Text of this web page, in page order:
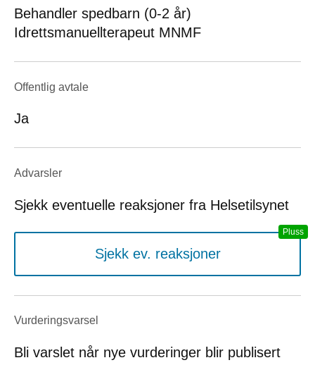
Behandler spedbarn (0-2 år)
Idrettsmanuellterapeut MNMF
Offentlig avtale
Ja
Advarsler
Sjekk eventuelle reaksjoner fra Helsetilsynet
Sjekk ev. reaksjoner
Vurderings­varsel
Bli varslet når nye vurderinger blir publisert